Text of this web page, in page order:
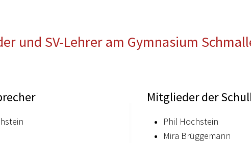
und SV-Lehrer am Gymnasium
Mitglieder der
Phil Hochstein
Mira Brüggemann